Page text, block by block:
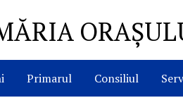
Primarul Consiliul